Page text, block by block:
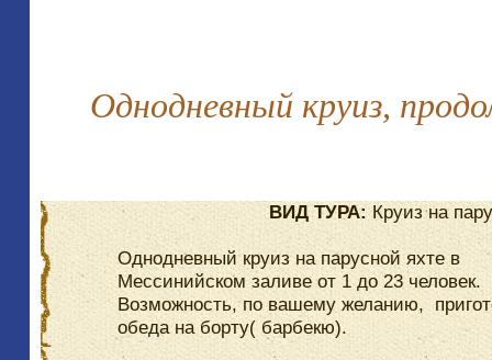
Однодневный круиз,
ВИД ТУРА: Круиз на
Однодневный круиз на парусной яхте в
Мессинийском заливе от 1 до 23 человек.
Возможность, по вашему желанию,
обеда на борту( барбекю).